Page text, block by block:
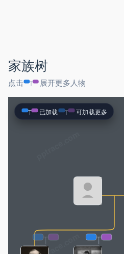
家族树
点击 展开更多人物
已加载 可加载更多